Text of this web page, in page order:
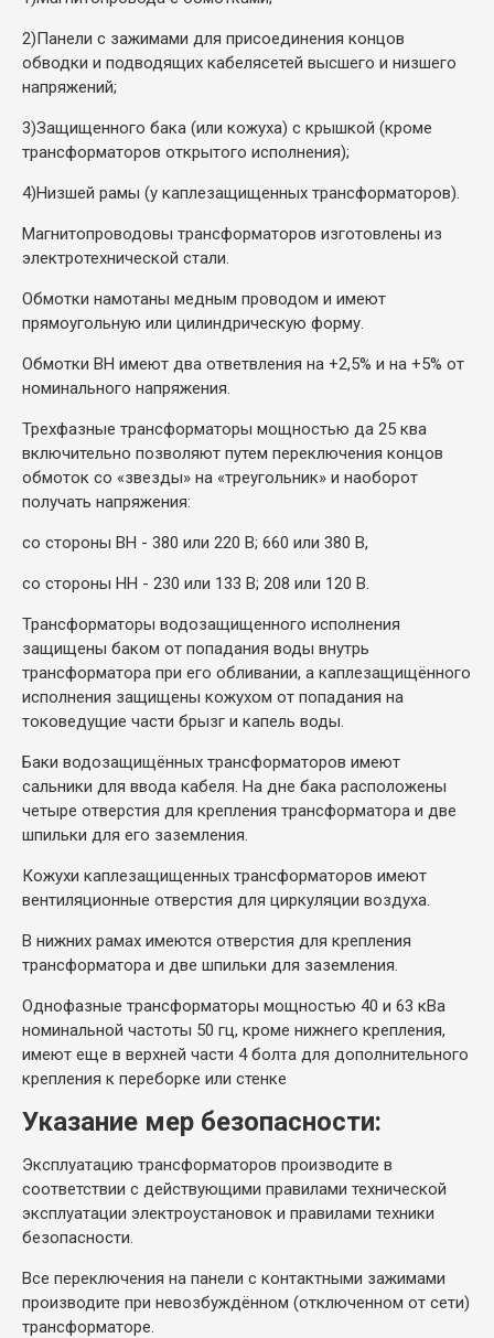
2)Панели с зажимами для присоединения концов
обводки и подводящих кабелясетей высшего и низшего
напряжений;
3)Защищенного бака (или кожуха) с крышкой (кроме
трансформаторов открытого исполнения);
4)Низшей рамы (у каплезащищенных трансформаторов).
Магнитопроводовы трансформаторов изготовлены из
электротехнической стали.
Обмотки намотаны медным проводом и имеют
прямоугольную или цилиндрическую форму.
Обмотки ВН имеют два ответвления на +2,5% и на +5% от
номинального напряжения.
Трехфазные трансформаторы мощностью да 25 ква
включительно позволяют путем переключения концов
обмоток со «звезды» на «треугольник» и наоборот
получать напряжения:
со стороны ВН - 380 или 220 В; 660 или 380 В,
со стороны НН - 230 или 133 В; 208 или 120 В.
Трансформаторы водозащищенного исполнения
защищены баком от попадания воды внутрь
трансформатора при его обливании, а каплезащищённого
исполнения защищены кожухом от попадания на
токоведущие части брызг и капель воды.
Баки водозащищённых трансформаторов имеют
сальники для ввода кабеля. На дне бака расположены
четыре отверстия для крепления трансформатора и две
шпильки для его заземления.
Кожухи каплезащищенных трансформаторов имеют
вентиляционные отверстия для циркуляции воздуха.
В нижних рамах имеются отверстия для крепления
трансформатора и две шпильки для заземления.
Однофазные трансформаторы мощностью 40 и 63 кВа
номинальной частоты 50 гц, кроме нижнего крепления,
имеют еще в верхней части 4 болта для дополнительного
крепления к переборке или стенке
Указание мер безопасности:
Эксплуатацию трансформаторов производите в
соответствии с действующими правилами технической
эксплуатации электроустановок и правилами техники
безопасности.
Все переключения на панели с контактными зажимами
производите при невозбуждённом (отключенном от сети)
трансформаторе.